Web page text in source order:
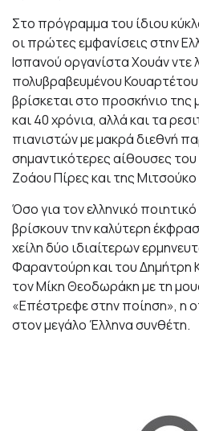
Στο πρόγραμμα του ίδιου
οι πρώτες εμφανίσεις στην
Ισπανού οργανίστα Χουάν ντε
πολυβραβευμένου
βρίσκεται στο προσκήνιο
και 40 χρόνια, αλλά και τα
πιανιστών με μακρά διεθνή
σημαντικότερες αίθουσες
Ζοάου Πίρες και της
Όσο για τον ελληνικό
βρίσκουν την καλύτερη
χείλη δύο ιδιαίτερων
Φαραντούρη και του Δημήτρη
τον Μίκη Θεοδωράκη με τη
«Επέστρεφε στην ποίηση», η
στον μεγάλο Έλληνα συνθέτη.